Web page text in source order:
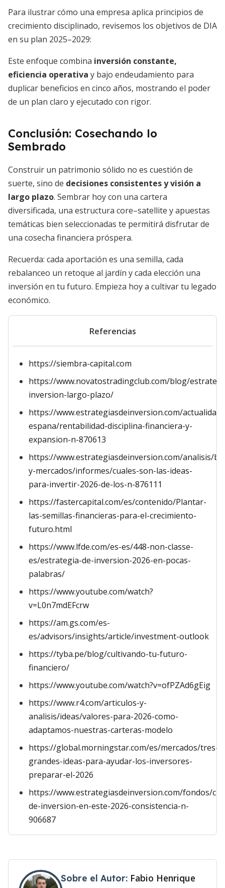
Para ilustrar cómo una empresa aplica principios de
crecimiento disciplinado, revisemos los objetivos de DIA
en su plan 2025–2029:
Este enfoque combina inversión constante,
eficiencia operativa y bajo endeudamiento para
duplicar beneficios en cinco años, mostrando el poder
de un plan claro y ejecutado con rigor.
Conclusión: Cosechando lo
Sembrado
Construir un patrimonio sólido no es cuestión de
suerte, sino de decisiones consistentes y visión a
largo plazo. Sembrar hoy con una cartera
diversificada, una estructura core–satellite y apuestas
temáticas bien seleccionadas te permitirá disfrutar de
una cosecha financiera próspera.
Recuerda: cada aportación es una semilla, cada
rebalanceo un retoque al jardín y cada elección una
inversión en tu futuro. Empieza hoy a cultivar tu legado
económico.
Referencias
https://siembra-capital.com
https://www.novatostradingclub.com/blog/
inversion-largo-plazo/
https://www.estrategiasdeinversion.com/
espana/rentabilidad-disciplina-financiera-y-
expansion-n-870613
https://www.estrategiasdeinversion.com/analisis/
y-mercados/informes/cuales-son-las-ideas-
para-invertir-2026-de-los-n-876111
https://fastercapital.com/es/contenido/Plantar-
las-semillas-financieras-para-el-crecimiento-
futuro.html
https://www.lfde.com/es-es/448-non-classe-
es/estrategia-de-inversion-2026-en-pocas-
palabras/
https://www.youtube.com/watch?
v=L0n7mdEFcrw
https://am.gs.com/es-
es/advisors/insights/article/investment-outlook
https://tyba.pe/blog/cultivando-tu-futuro-
financiero/
https://www.youtube.com/watch?v=ofPZAd6gEig
https://www.r4.com/articulos-y-
analisis/ideas/valores-para-2026-como-
adaptamos-nuestras-carteras-modelo
https://global.morningstar.com/es/mercados/tres-
grandes-ideas-para-ayudar-los-inversores-
preparar-el-2026
https://www.estrategiasdeinversion.com/fondos/
de-inversion-en-este-2026-consistencia-n-
906687
Sobre el Autor: Fabio Henrique